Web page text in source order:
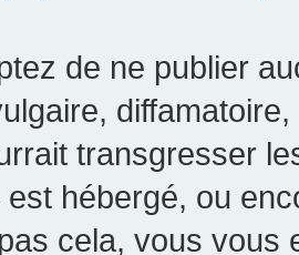
de ne publier
transgresser
est hébergé, ou
cela, vous vous